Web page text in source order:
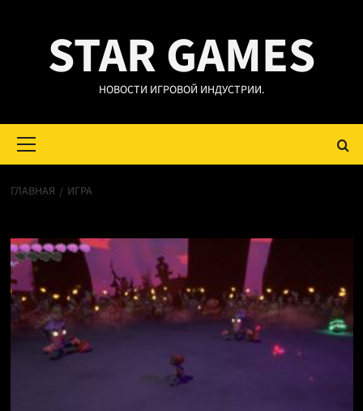
содержимомуSTAR GAMES
НОВОСТИ ИГРОВОЙ ИНДУСТРИИ.
меню
ГЛАВНАЯ ИГРА